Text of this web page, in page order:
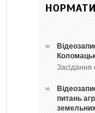
Засідання
питань